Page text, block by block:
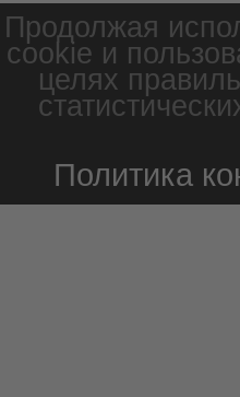
Продолжая
cookie и
целях
Политика